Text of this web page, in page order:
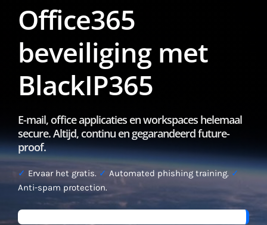
Office365
beveiliging met
BlackIP365
E-mail, office applicaties en workspaces helemaal
secure. Altijd, continu en gegarandeerd future-
proof.
✓ Ervaar het gratis. ✓ Automated phishing training. ✓
Anti-spam protection.